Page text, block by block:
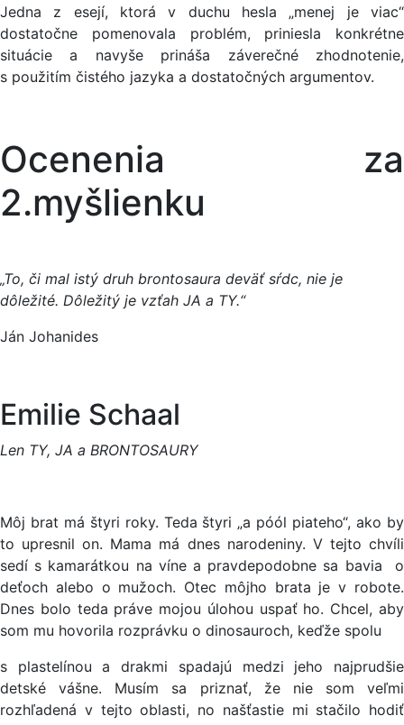
Jedna z esejí, ktorá v duchu hesla „menej je viac“
dostatočne pomenovala problém, priniesla konkrétne
situácie a navyše prináša záverečné zhodnotenie,
s použitím čistého jazyka a dostatočných argumentov.
Ocenenia za
2.myšlienku
„To, či mal istý druh brontosaura deväť sŕdc, nie je
dôležité. Dôležitý je vzťah JA a TY.“
Ján Johanides
Emilie Schaal
Len TY, JA a BRONTOSAURY
Môj brat má štyri roky. Teda štyri „a póól piateho“, ako by
to upresnil on. Mama má dnes narodeniny. V tejto chvíli
sedí s kamarátkou na víne a pravdepodobne sa bavia o
deťoch alebo o mužoch. Otec môjho brata je v robote.
Dnes bolo teda práve mojou úlohou uspať ho. Chcel, aby
som mu hovorila rozprávku o dinosauroch, keďže spolu
s plastelínou a drakmi spadajú medzi jeho najprudšie
detské vášne. Musím sa priznať, že nie som veľmi
rozhľadená v tejto oblasti, no našťastie mi stačilo hodiť